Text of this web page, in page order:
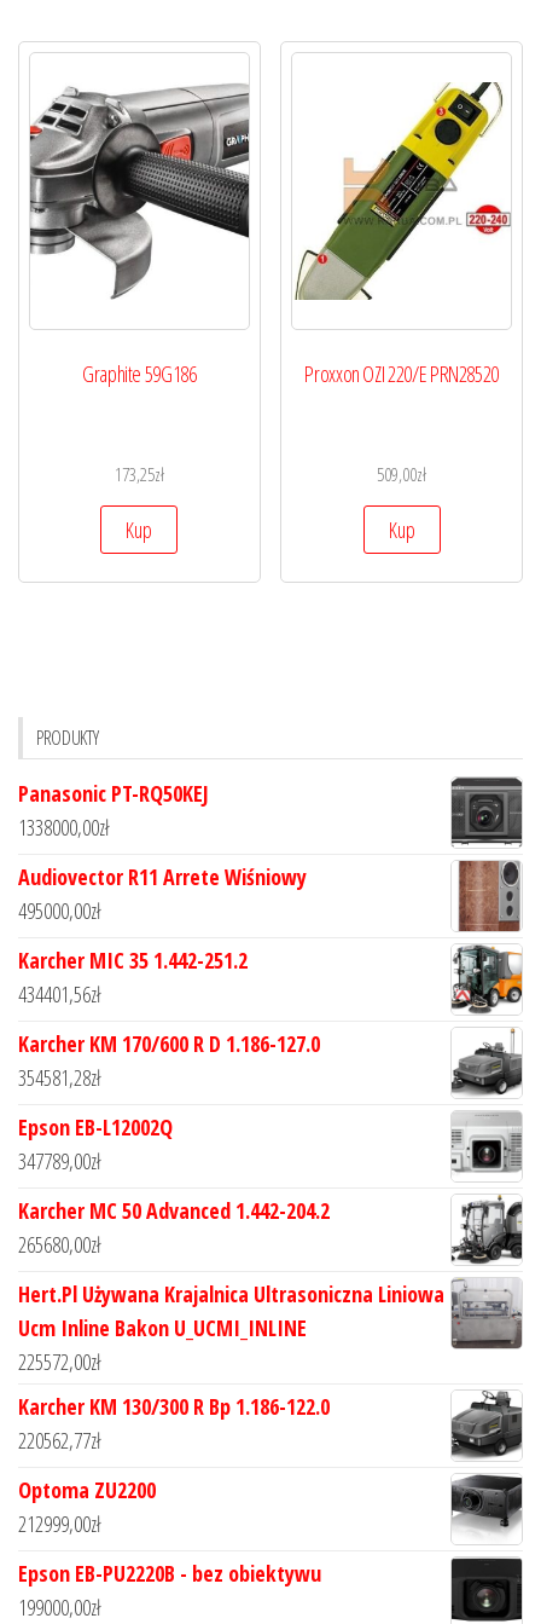
Graphite 59G186
173,25zł
Kup
Proxxon OZI 220/E PRN28520
509,00zł
Kup
PRODUKTY
Panasonic PT-RQ50KEJ
1338000,00zł
Audiovector R11 Arrete Wiśniowy
495000,00zł
Karcher MIC 35 1.442-251.2
434401,56zł
Karcher KM 170/600 R D 1.186-127.0
354581,28zł
Epson EB-L12002Q
347789,00zł
Karcher MC 50 Advanced 1.442-204.2
265680,00zł
Hert.Pl Używana Krajalnica Ultrasoniczna Liniowa
Ucm Inline Bakon U_UCMI_INLINE
225572,00zł
Karcher KM 130/300 R Bp 1.186-122.0
220562,77zł
Optoma ZU2200
212999,00zł
Epson EB-PU2220B - bez obiektywu
199000,00zł